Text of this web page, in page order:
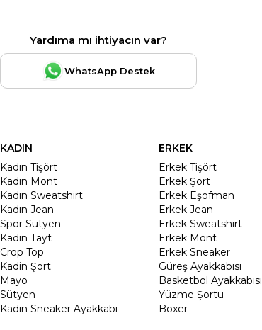
Yardıma mı ihtiyacın var?
WhatsApp Destek
KADIN
Kadın Tişört
Kadın Mont
Kadın Sweatshirt
Kadın Jean
Spor Sütyen
Kadın Tayt
Crop Top
Kadin Şort
Mayo
Sütyen
Kadın Sneaker Ayakkabı
ERKEK
Erkek Tişört
Erkek Şort
Erkek Eşofman
Erkek Jean
Erkek Sweatshirt
Erkek Mont
Erkek Sneaker
Güreş Ayakkabısı
Basketbol Ayakkabısı
Yüzme Şortu
Boxer